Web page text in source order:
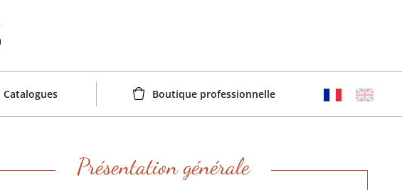
Catalogues Boutique professionnelle
Présentation générale